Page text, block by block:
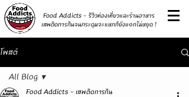
Food Addicts - รีวิวท่องเที่ยวและร้านอาหาร
เสพติดการกินจนกระดุมจะแหกก็ยังแ๑กไม่หยุด !
โพสต์
All Blog
Food Addicts - เสพติดการกิน